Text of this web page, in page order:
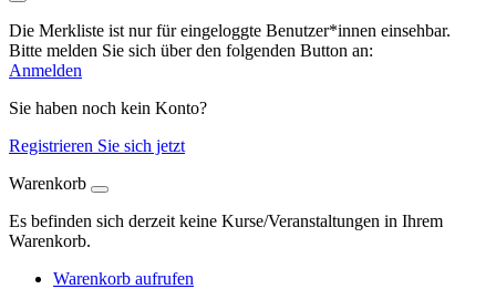
Die Merkliste ist nur für eingeloggte Benutzer*innen einsehbar.
Bitte melden Sie sich über den folgenden Button an:
Anmelden
Sie haben noch kein Konto?
Registrieren Sie sich jetzt
Warenkorb
Es befinden sich derzeit keine Kurse/Veranstaltungen in Ihrem
Warenkorb.
Warenkorb aufrufen